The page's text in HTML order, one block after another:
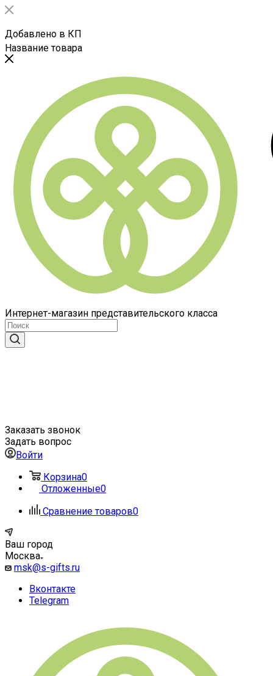
Добавлено в КП
Название товара
Интернет-магазин представительского класса
Заказать звонок
Задать вопрос
Войти
Корзина0
Отложенные0
Сравнение товаров0
Ваш город
Москва
msk@s-gifts.ru
Вконтакте
Telegram